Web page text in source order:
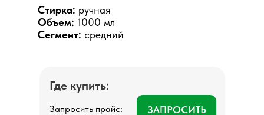
Стирка: ручная
Объем: 1000 мл
Сегмент: средний
Где купить:
Запросить прайс: ЗАПРОСИТЬ